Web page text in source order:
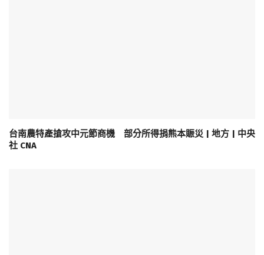
台南農特產搶攻中元節商機 部分所得捐熊本賑災 | 地方 | 中央
社 CNA